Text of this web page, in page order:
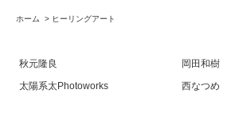
ホーム > ヒーリングアート
秋元隆良
岡田和樹
太陽系太Photoworks
西なつめ